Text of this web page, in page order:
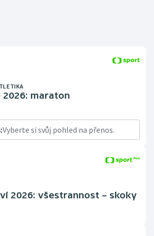
2026: maraton
Vyberte si svůj pohled na přenos.
2026: všestrannost – skoky